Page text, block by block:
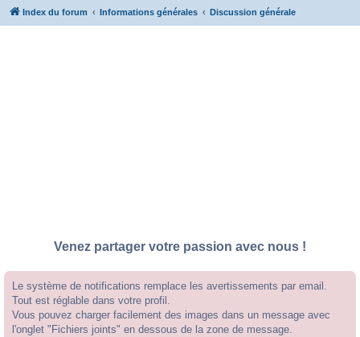
Index du forum Informations générales Discussion générale
Venez partager votre passion avec nous !
Le système de notifications remplace les avertissements par email.
Tout est réglable dans votre profil.
Vous pouvez charger facilement des images dans un message avec
l'onglet "Fichiers joints" en dessous de la zone de message.